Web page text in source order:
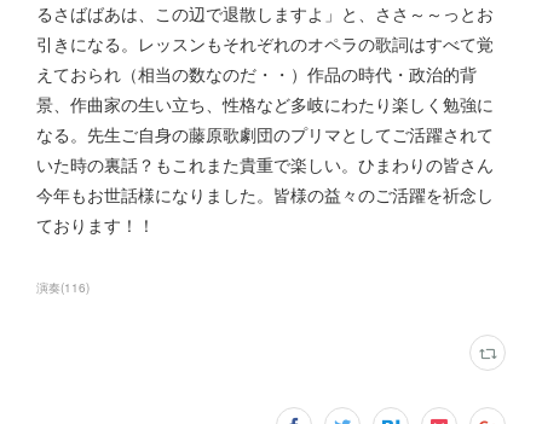
るさばばあは、この辺で退散しますよ」と、ささ～～っとお
引きになる。レッスンもそれぞれのオペラの歌詞はすべて覚
えておられ（相当の数なのだ・・）作品の時代・政治的背
景、作曲家の生い立ち、性格など多岐にわたり楽しく勉強に
なる。先生ご自身の藤原歌劇団のプリマとしてご活躍されて
いた時の裏話？もこれまた貴重で楽しい。ひまわりの皆さん
今年もお世話様になりました。皆様の益々のご活躍を祈念し
ております！！
演奏(116)